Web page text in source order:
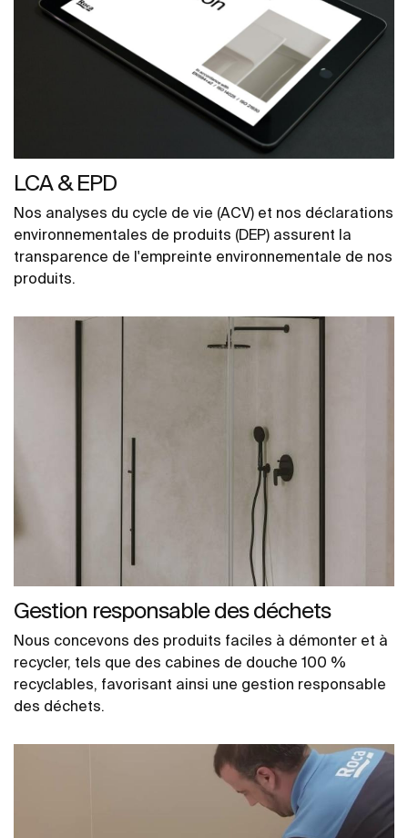
LCA & EPD
Nos analyses du cycle de vie (ACV) et nos déclarations
environnementales de produits (DEP) assurent la
transparence de l'empreinte environnementale de nos
produits.
Gestion responsable des déchets
Nous concevons des produits faciles à démonter et à
recycler, tels que des cabines de douche 100 %
recyclables, favorisant ainsi une gestion responsable
des déchets.